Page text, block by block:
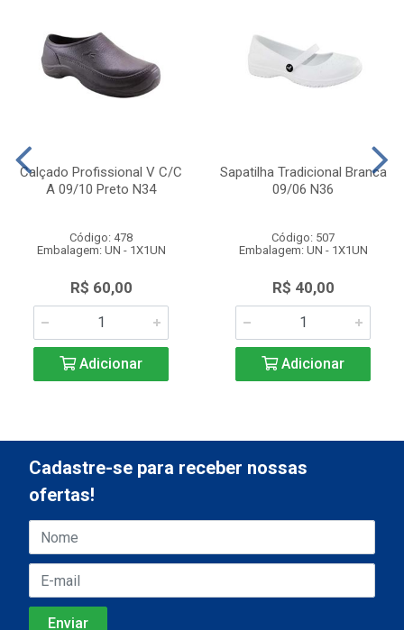
Calçado Profissional V C/C
A 09/10 Preto N34
Código: 478
Embalagem: UN - 1X1UN
R$ 60,00
Adicionar
Sapatilha Tradicional Branca
09/06 N36
Código: 507
Embalagem: UN - 1X1UN
R$ 40,00
Adicionar
Cadastre-se para receber nossas
ofertas!